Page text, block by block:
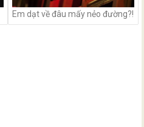
Em dạt về đâu mấy nẻo đường?!